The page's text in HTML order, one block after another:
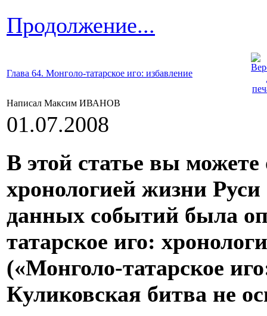
Продолжение...
Глава 64. Монголо-татарское иго: избавление
Написал Максим ИВАНОВ
01.07.2008
В этой статье вы
хронологией жизни Руси
данных событий была
татарское иго:
(«Монголо-татарское
Куликовская битва не